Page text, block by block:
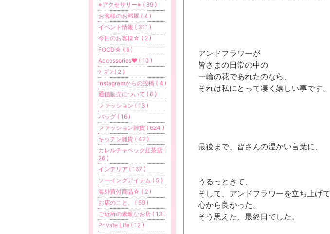
アンドフラワーが
皆さまの日常の中の
一輪の花であれたのなら、
それは私にとって凄く嬉しい事です。
最後まで、皆さんの温かい言葉に、
うるっときて、
そして、アンドフラワーを立ち上げて
心から良かった。
そう思えた、最終日でした。
※アクセサリー※ ( 39 )
お客様のお部屋 ( 4 )
イベント情報 ( 311 )
今日のお客様☆ ( 2 )
FOOD☆ ( 6 )
Accessories❤ ( 10 )
ｼｰｽﾞﾝ ( 2 )
instagramからの投稿 ( 4 )
通信販売について ( 6 )
ファッション ( 13 )
バッグ ( 16 )
ファッション雑貨 ( 624 )
キッチン雑貨 ( 42 )
カレルチャペック紅茶店 (
26 )
インテリア ( 167 )
ソーイングアイテム ( 5 )
海外買付商品☆ ( 2 )
お店のこと。 ( 59 )
ご近所の素敵なお店 ( 13 )
Private Life ( 12 )